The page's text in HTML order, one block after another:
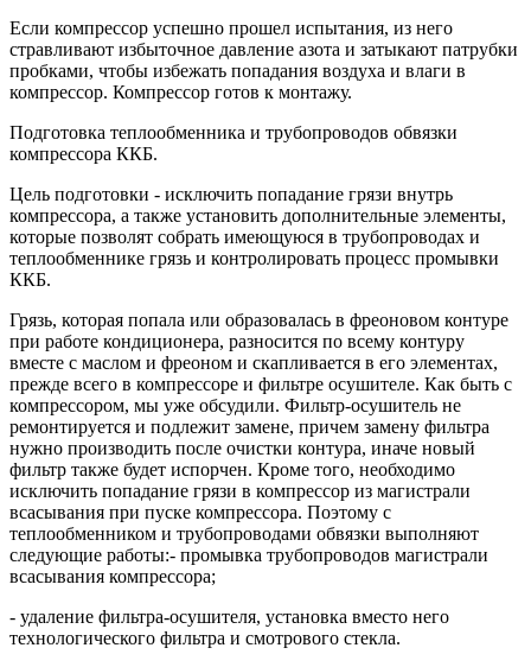
Если компрессор успешно прошел испытания, из него
стравливают избыточное давление азота и затыкают патрубки
пробками, чтобы избежать попадания воздуха и влаги в
компрессор. Компрессор готов к монтажу.
Подготовка теплообменника и трубопроводов обвязки
компрессора ККБ.
Цель подготовки - исключить попадание грязи внутрь
компрессора, а также установить дополнительные элементы,
которые позволят собрать имеющуюся в трубопроводах и
теплообменнике грязь и контролировать процесс промывки
ККБ.
Грязь, которая попала или образовалась в фреоновом контуре
при работе кондиционера, разносится по всему контуру
вместе с маслом и фреоном и скапливается в его элементах,
прежде всего в компрессоре и фильтре осушителе. Как быть с
компрессором, мы уже обсудили. Фильтр-осушитель не
ремонтируется и подлежит замене, причем замену фильтра
нужно производить после очистки контура, иначе новый
фильтр также будет испорчен. Кроме того, необходимо
исключить попадание грязи в компрессор из магистрали
всасывания при пуске компрессора. Поэтому с
теплообменником и трубопроводами обвязки выполняют
следующие работы:- промывка трубопроводов магистрали
всасывания компрессора;
- удаление фильтра-осушителя, установка вместо него
технологического фильтра и смотрового стекла.